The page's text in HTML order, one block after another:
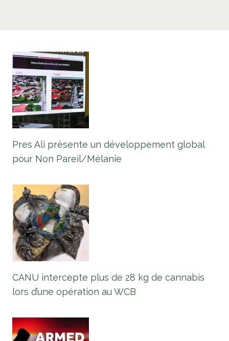
Pres Ali présente un développement global
pour Non Pareil/Mélanie
CANU intercepte plus de 28 kg de cannabis
lors d’une opération au WCB